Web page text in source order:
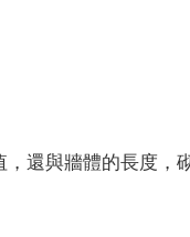
還與牆體的長度